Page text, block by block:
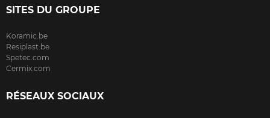
SITES DU GROUPE
Koramic.be
Resiplast.be
Spetec.com
Cermix.com
RÉSEAUX SOCIAUX